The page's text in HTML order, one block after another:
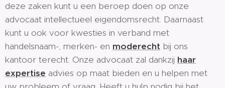
deze zaken kunt u een beroep doen op onze
advocaat intellectueel eigendomsrecht. Daarnaast
kunt u ook voor kwesties in verband met
handelsnaam-, merken- en moderecht bij ons
kantoor terecht. Onze advocaat zal dankzij haar
expertise advies op maat bieden en u helpen met